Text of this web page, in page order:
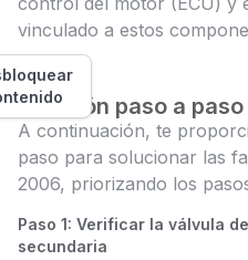
vinculado a estos
Solución paso a paso
A continuación, te
paso para solucionar las
2006, priorizando los
Paso 1: Verificar la válvula
secundaria